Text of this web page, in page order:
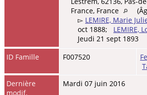
France, France
▻ LEMIRE, Marie
oct 1888; LEMIRE,
Jeudi 21 sept 1893
ID Famille
F007520
Dernière
modif.
Mardi 07 juin 2016